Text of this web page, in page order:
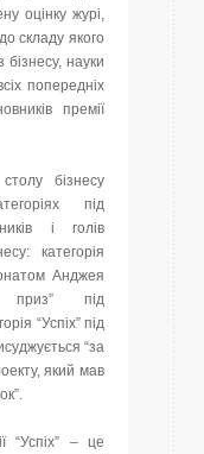
оцінку журі,
складу якого
бізнесу, науки
попередніх
премії
бізнесу
під
і голів
категорія
Анджея
приз” під
“Успіх” під
“за
який мав
“Успіх” – це